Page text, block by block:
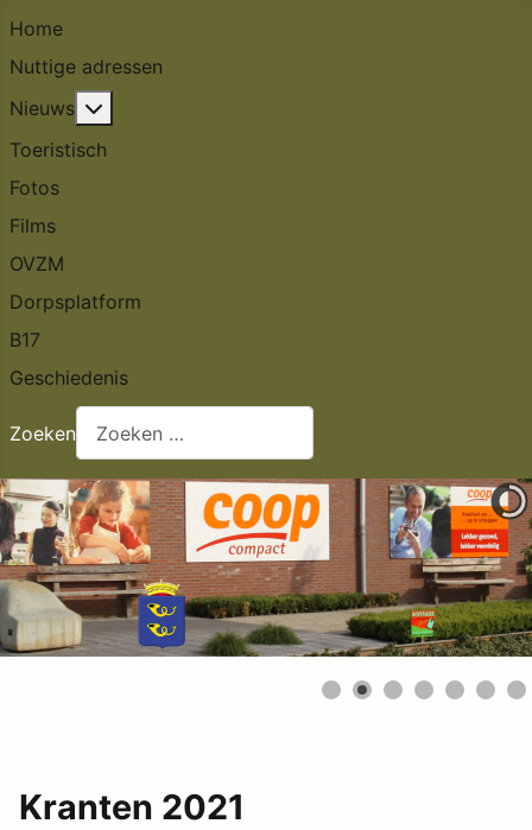
Home
Nuttige adressen
Nieuws
Toeristisch
Fotos
Films
OVZM
Dorpsplatform
B17
Geschiedenis
Zoeken
Kranten 2021